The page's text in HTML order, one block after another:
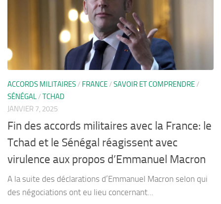
ACCORDS MILITAIRES / FRANCE /SAVOIR ET COMPRENDRE /
SÉNÉGAL /TCHAD
JANVIER 7, 2025
Fin des accords militaires avec la France: le
Tchad et le Sénégal réagissent avec
virulence aux propos d’Emmanuel Macron
A la suite des déclarations d’Emmanuel Macron selon qui
des négociations ont eu lieu concernant...